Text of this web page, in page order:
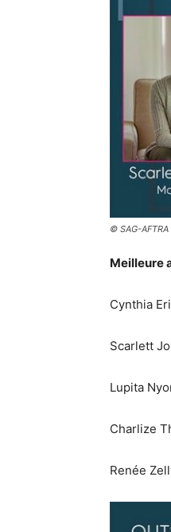
© SAG-
Meilleure
Cynthia
Scarlett
Lupita
Charlize
Renée